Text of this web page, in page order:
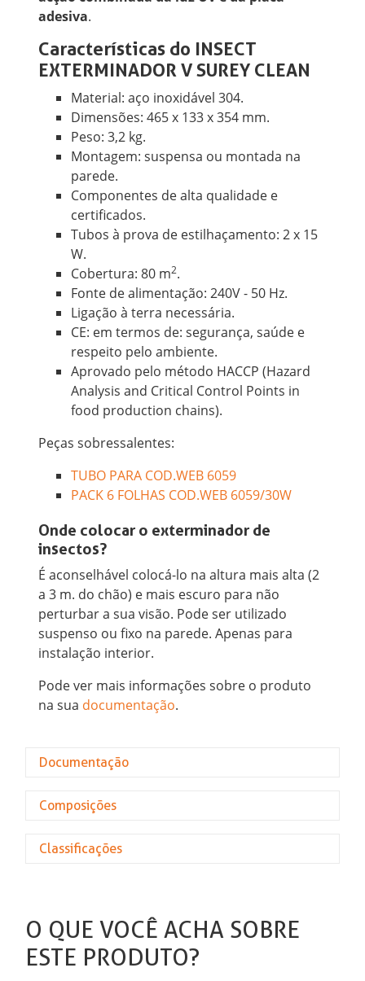
adesiva.
Características do INSECT
EXTERMINADOR V SUREY CLEAN
Material: aço inoxidável 304.
Dimensões: 465 x 133 x 354 mm.
Peso: 3,2 kg.
Montagem: suspensa ou montada na
parede.
Componentes de alta qualidade e
certificados.
Tubos à prova de estilhaçamento: 2 x 15
W.
Cobertura: 80 m2.
Fonte de alimentação: 240V - 50 Hz.
Ligação à terra necessária.
CE: em termos de: segurança, saúde e
respeito pelo ambiente.
Aprovado pelo método HACCP (Hazard
Analysis and Critical Control Points in
food production chains).
Peças sobressalentes:
TUBO PARA COD.WEB 6059
PACK 6 FOLHAS COD.WEB 6059/30W
Onde colocar o exterminador de
insectos?
É aconselhável colocá-lo na altura mais alta (2
a 3 m. do chão) e mais escuro para não
perturbar a sua visão. Pode ser utilizado
suspenso ou fixo na parede. Apenas para
instalação interior.
Pode ver mais informações sobre o produto
na sua documentação.
Documentação
Composições
Classificações
O QUE VOCÊ ACHA SOBRE
ESTE PRODUTO?